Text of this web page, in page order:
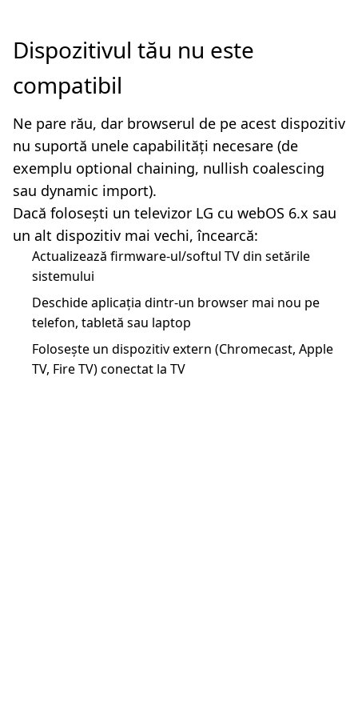
Dispozitivul tău nu este
compatibil
Ne pare rău, dar browserul de pe acest dispozitiv
nu suportă unele capabilități necesare (de
exemplu optional chaining, nullish coalescing
sau dynamic import).
Dacă folosești un televizor LG cu webOS 6.x sau
un alt dispozitiv mai vechi, încearcă:
Actualizează firmware-ul/softul TV din setările
sistemului
Deschide aplicația dintr-un browser mai nou pe
telefon, tabletă sau laptop
Folosește un dispozitiv extern (Chromecast, Apple
TV, Fire TV) conectat la TV